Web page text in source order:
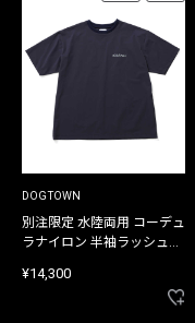
DOGTOWN
別注限定 水陸両用 コーデュ
ラナイロン 半袖ラッシュガ
¥14,300